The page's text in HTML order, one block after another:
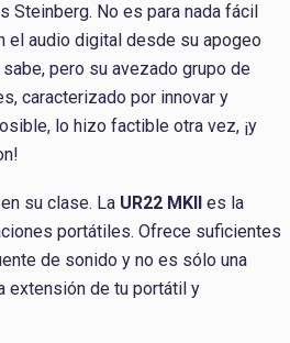
Steinberg. No es para nada fácil
el audio digital desde su apogeo
pero su avezado grupo de
caracterizado por innovar y
lo hizo factible otra vez, ¡y
su clase. La UR22 MKII es la
portátiles. Ofrece suficientes
de sonido y no es sólo una
extensión de tu portátil y